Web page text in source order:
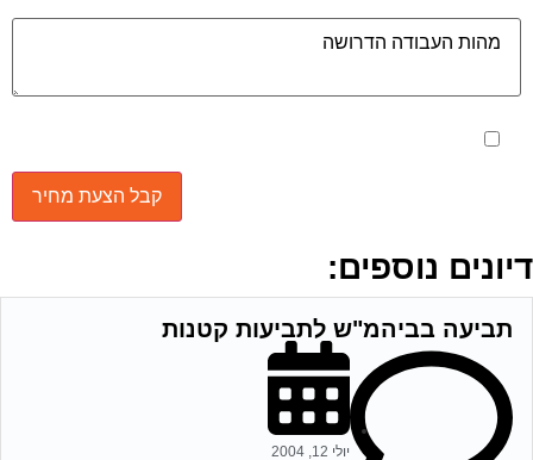
מאשר את תנאי הפרטיות
נוספים:
תביעה בביהמ"ש לתביעות קטנות
יולי 12, 2004